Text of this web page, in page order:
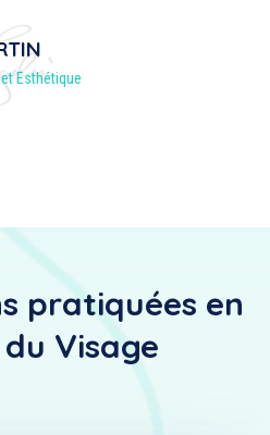
Esthétique
pratiquées en
Visage